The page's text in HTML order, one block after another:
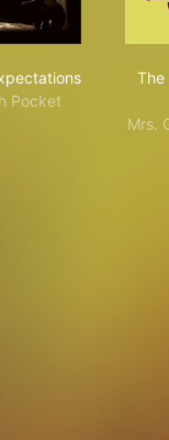
Pocket
The
Mrs.